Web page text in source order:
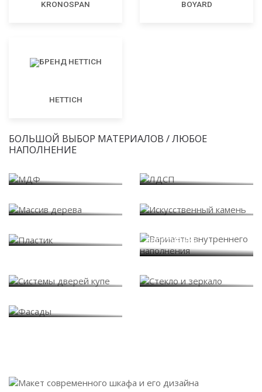
KRONOSPAN BOYARD
HETTICH
БОЛЬШОЙ ВЫБОР МАТЕРИАЛОВ / ЛЮБОЕ
НАПОЛНЕНИЕ
наполнения